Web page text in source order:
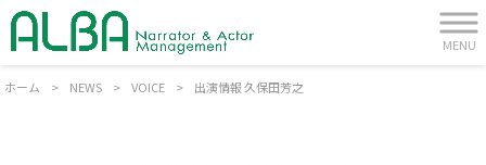
MENU
ホーム > NEWS > VOICE > 出演情報 久保田芳之